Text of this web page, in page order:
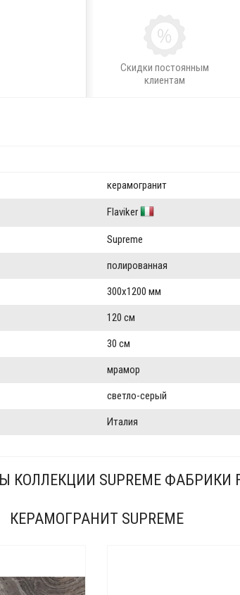
Скидки постоянным
клиентам
керамогранит
Flaviker
Supreme
полированная
300x1200 мм
120 см
30 см
мрамор
светло-серый
Италия
КОЛЛЕКЦИИ SUPREME ФАБРИКИ
КЕРАМОГРАНИТ SUPREME